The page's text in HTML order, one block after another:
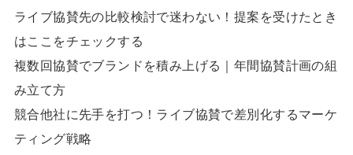
ライブ協賛先の比較検討で迷わない！提案を受けたとき
はここをチェックする
複数回協賛でブランドを積み上げる｜年間協賛計画の組
み立て方
競合他社に先手を打つ！ライブ協賛で差別化するマーケ
ティング戦略